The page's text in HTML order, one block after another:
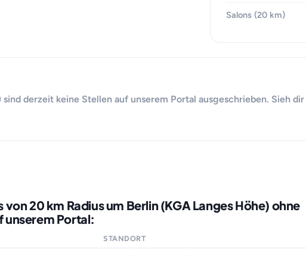
Salons (20 km)
sind derzeit keine Stellen auf unserem Portal ausgeschrieben. Sieh dir
von 20 km Radius um Berlin (KGA Langes Höhe) ohne
unserem Portal:
STANDORT